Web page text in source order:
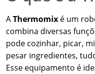
AThermomix é um
combina diversas
pode cozinhar, picar,
pesar ingredientes,
Esse equipamento é